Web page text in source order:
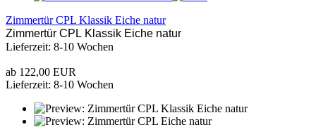
Zimmertür CPL Klassik Eiche natur
Zimmertür CPL Klassik Eiche natur
Lieferzeit: 8-10 Wochen
ab 122,00 EUR
Lieferzeit: 8-10 Wochen